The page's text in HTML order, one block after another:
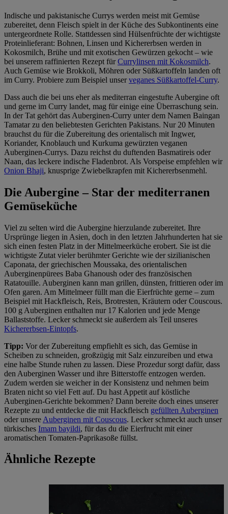
Indische und pakistanische Currys werden meist mit Gemüse
zubereitet, denn Fleisch spielt in der Küche des Subkontinents eine
untergeordnete Rolle. Stattdessen sind Hülsenfrüchte der wichtigste
Proteinlieferant: Bohnen, Linsen und Kichererbsen werden in
Kokosmilch, Brühe und mit exotischen Gewürzen gekocht – wie
bei unserem raffinierten Rezept fürCurrylinsen mit Kokosmilch.
Auch Gemüse wie Brokkoli, Möhren oder Süßkartoffeln landen oft
im Curry. Probiere zum Beispiel unserveganes Süßkartoffel-Curry.
Dass auch die bei uns eher als mediterran eingestufte Aubergine oft
und gerne im Curry landet, mag für einige eine Überraschung sein.
In der Tat gehört das Auberginen-Curry unter dem Namen Baingan
Tamatar zu den beliebtesten Gerichten Pakistans. Nur 20 Minuten
brauchst du für die Zubereitung des orientalisch mit Ingwer,
Koriander, Knoblauch und Kurkuma gewürzten veganen
Auberginen-Currys. Dazu reichst du duftenden Basmatireis oder
Naan, das leckere indische Fladenbrot. Als Vorspeise empfehlen wir
Onion Bhaji, knusprige Zwiebelkrapfen mit Kichererbsenmehl.
Die Aubergine – Star der mediterranen
Gemüseküche
Viel zu selten wird die Aubergine hierzulande zubereitet. Ihre
Ursprünge liegen in Asien, doch in den letzten Jahrhunderten hat sie
sich einen festen Platz in der Mittelmeerküche erobert. Sie ist die
wichtigste Zutat vieler berühmter Gerichte wie der sizilianischen
Caponata, der griechischen Moussaka, des orientalischen
Auberginenpürees Baba Ghanoush oder des französischen
Ratatouille. Auberginen kann man grillen, dünsten, frittieren oder im
Ofen garen. Am Mittelmeer füllt man die Eierfrüchte gerne – zum
Beispiel mit Hackfleisch, Reis, Brotresten, Kräutern oder Couscous.
100 g Auberginen enthalten nur 17 Kalorien und jede Menge
Ballaststoffe. Lecker schmeckt sie außerdem als Teil unseres
Kichererbsen-Eintopfs.
Tipp: Vor der Zubereitung empfiehlt es sich, das Gemüse in
Scheiben zu schneiden, großzügig mit Salz einzureiben und etwa
eine halbe Stunde ruhen zu lassen. Diese Prozedur sorgt dafür, dass
den Auberginen Wasser und ihre Bitterstoffe entzogen werden.
Zudem werden sie weicher in der Konsistenz und nehmen beim
Braten nicht so viel Fett auf. Du hast Appetit auf köstliche
Auberginen-Gerichte bekommen? Dann bereite doch eines unserer
Rezepte zu und entdecke die mit Hackfleisch gefüllten Auberginen
oder unsere Auberginen mit Couscous. Lecker schmeckt auch unser
türkisches Imam bayildi, für das du die Eierfrucht mit einer
aromatischen Tomaten-Paprikasoße füllst.
Ähnliche Rezepte